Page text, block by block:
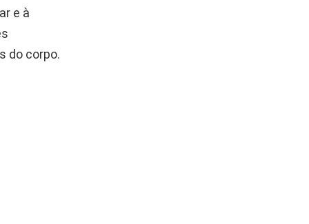
e à
do corpo.